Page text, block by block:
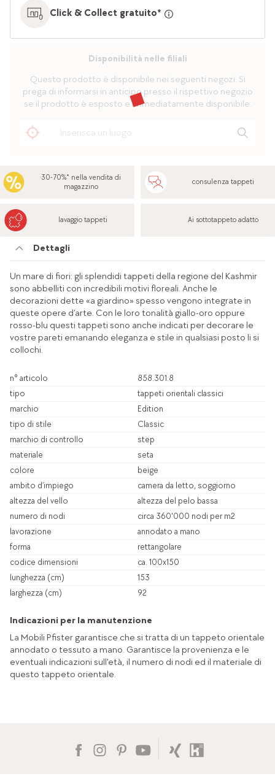
Click & Collect gratuito*
Disponibilità nelle filiali
Questo prodotto è disponibile nei seguenti negozi. Si
prega di informarsi in anticipo presso il rispettivo negozio
se il prodotto è esposto e immediatamente disponibile.
30-70%* nella vendita di
magazzino
consulenza tappeti
lavaggio tappeti Ai sottotappeto adatto
Dettagli
Un mare di fiori: gli splendidi tappeti della regione del Kashmir
sono abbelliti con incredibili motivi floreali. Anche le
decorazioni dette «a giardino» spesso vengono integrate in
queste opere d’arte. Con le loro tonalità giallo-oro oppure
rosso-blu questi tappeti sono anche indicati per decorare le
vostre pareti emanando eleganza e stile in qualsiasi posto li si
collochi.
n° articolo
858.301.8
tipo
tappeti orientali classici
marchio
Edition
tipo di stile
Classic
marchio di controllo
step
materiale
seta
colore
beige
ambito d’impiego
camera da letto, soggiorno
altezza del vello
altezza del pelo bassa
numero di nodi
circa 360'000 nodi per m2
lavorazione
annodato a mano
forma
rettangolare
codice dimensioni
ca. 100x150
lunghezza (cm)
153
larghezza (cm)
92
Indicazioni per la manutenzione
La Mobili Pfister garantisce che si tratta di un tappeto orientale
annodato o tessuto a mano. Garantisce la provenienza e le
eventuali indicazioni sull'età, il numero di nodi ed il materiale di
questo tappeto orientale.